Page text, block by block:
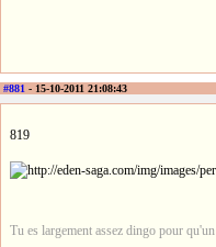
#881 - 15-10-2011 21:08:43
819
Tu es largement assez dingo pour